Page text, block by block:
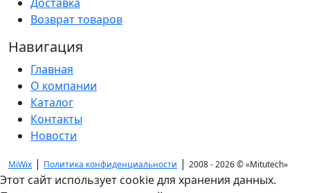
Возврат товаров
Навигация
Главная
О компании
Каталог
Контакты
Новости
MiWix | Политика конфиденциальности | 2008 - 2026 ©«Mitutech»
Этот сайт использует cookie для хранения данных.